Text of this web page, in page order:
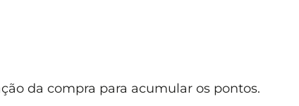
da compra para acumular os pontos.